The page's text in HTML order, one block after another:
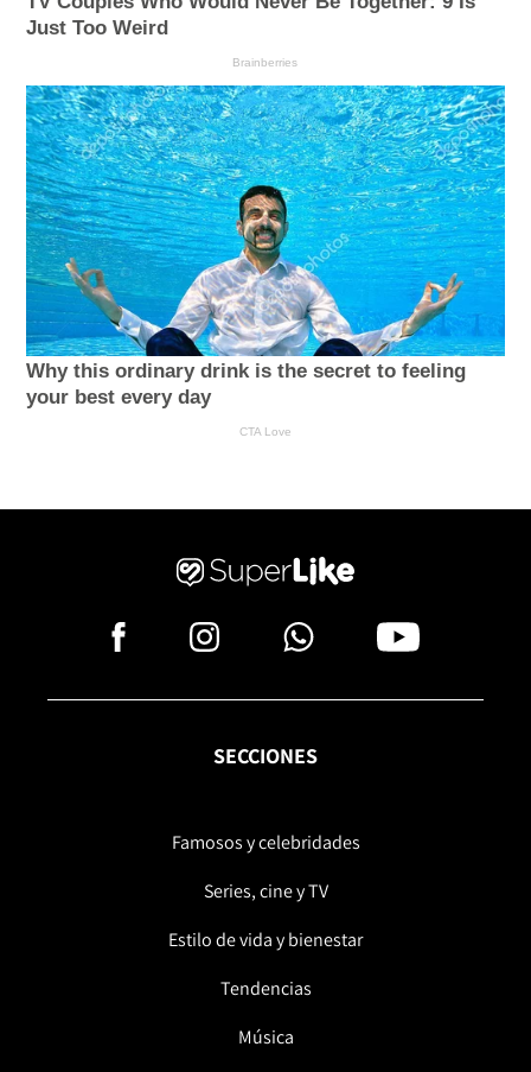
SECCIONES
Famosos y celebridades
Series, cine y TV
Estilo de vida y bienestar
Tendencias
Música